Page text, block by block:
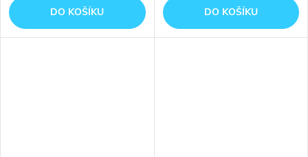
DO KOŠÍKU DO KOŠÍKU